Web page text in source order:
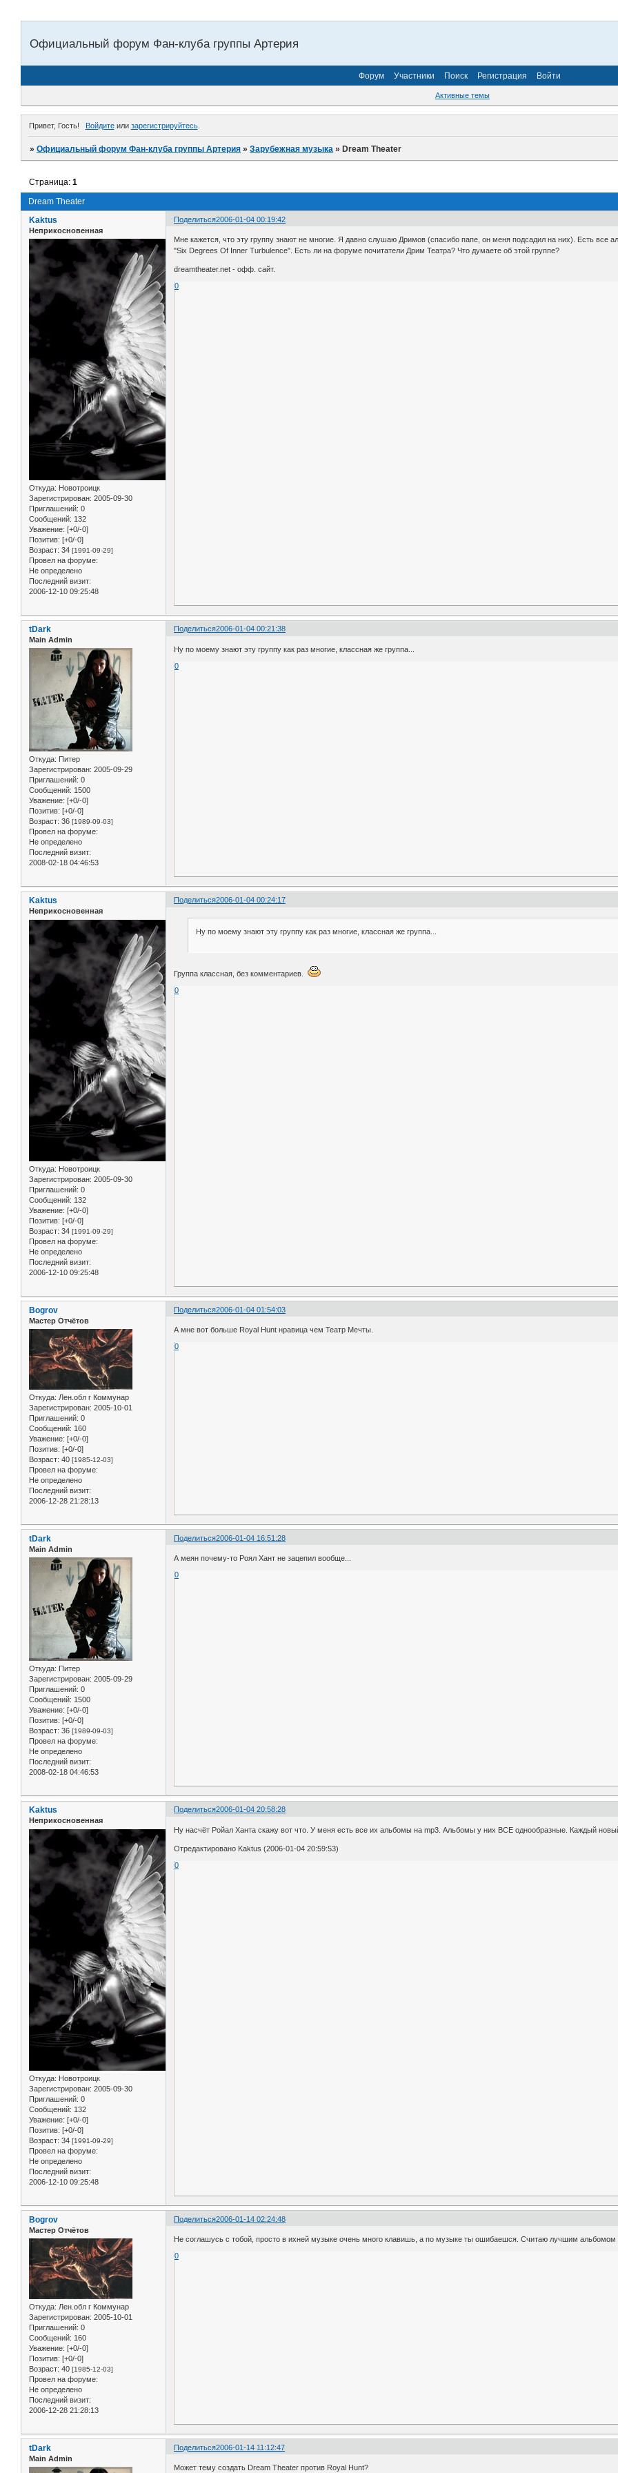
Официальный форум Фан-клуба группы Артерия
Форум Участники Поиск Регистрация Войти
Активные темы
Привет, Гость! Войдитеили зарегистрируйтесь.
»Официальный форум Фан-клуба группы Артерия »Зарубежная музыка »Dream Theater
Dream Theater
Страница:1
Поделиться2006-01-04 00:19:42
Kaktus
Неприкосновенная
Откуда: Новотроицк
Зарегистрирован: 2005-09-30
Приглашений: 0
Сообщений: 132
Уважение: [+0/-0]
Позитив: [+0/-0]
Возраст: 34 [1991-09-29]
Провел на форуме:
Не определено
Последний визит:
2006-12-10 09:25:48
Мне кажется, что эту группу знают не многие. Я давно слушаю Дримов (спасибо папе, он меня подсадил на них). Есть все
"Six Degrees Of Inner Turbulence". Есть ли на форуме почитатели Дрим Театра? Что думаете об этой группе?
dreamtheater.net - офф. сайт.
0
Поделиться2006-01-04 00:21:38
tDark
Main Admin
Откуда: Питер
Зарегистрирован: 2005-09-29
Приглашений: 0
Сообщений: 1500
Уважение: [+0/-0]
Позитив: [+0/-0]
Возраст: 36 [1989-09-03]
Провел на форуме:
Не определено
Последний визит:
2008-02-18 04:46:53
Ну по моему знают эту группу как раз многие, классная же группа...
0
Поделиться2006-01-04 00:24:17
Kaktus
Неприкосновенная
Откуда: Новотроицк
Зарегистрирован: 2005-09-30
Приглашений: 0
Сообщений: 132
Уважение: [+0/-0]
Позитив: [+0/-0]
Возраст: 34 [1991-09-29]
Провел на форуме:
Не определено
Последний визит:
2006-12-10 09:25:48
Ну по моему знают эту группу как раз многие, классная же группа...
Группа классная, без комментариев.
0
Поделиться2006-01-04 01:54:03
Bogrov
Мастер Отчётов
Откуда: Лен.обл г Коммунар
Зарегистрирован: 2005-10-01
Приглашений: 0
Сообщений: 160
Уважение: [+0/-0]
Позитив: [+0/-0]
Возраст: 40 [1985-12-03]
Провел на форуме:
Не определено
Последний визит:
2006-12-28 21:28:13
А мне вот больше Royal Hunt нравица чем Театр Мечты.
0
Поделиться2006-01-04 16:51:28
tDark
Main Admin
Откуда: Питер
Зарегистрирован: 2005-09-29
Приглашений: 0
Сообщений: 1500
Уважение: [+0/-0]
Позитив: [+0/-0]
Возраст: 36 [1989-09-03]
Провел на форуме:
Не определено
Последний визит:
2008-02-18 04:46:53
А меян почему-то Роял Хант не зацепил вообще...
0
Поделиться2006-01-04 20:58:28
Kaktus
Неприкосновенная
Откуда: Новотроицк
Зарегистрирован: 2005-09-30
Приглашений: 0
Сообщений: 132
Уважение: [+0/-0]
Позитив: [+0/-0]
Возраст: 34 [1991-09-29]
Провел на форуме:
Не определено
Последний визит:
2006-12-10 09:25:48
Ну насчёт Ройал Ханта скажу вот что. У меня есть все их альбомы на mp3. Альбомы у них ВСЕ однообразные. Каждый
Отредактировано Kaktus (2006-01-04 20:59:53)
0
Поделиться2006-01-14 02:24:48
Bogrov
Мастер Отчётов
Откуда: Лен.обл г Коммунар
Зарегистрирован: 2005-10-01
Приглашений: 0
Сообщений: 160
Уважение: [+0/-0]
Позитив: [+0/-0]
Возраст: 40 [1985-12-03]
Провел на форуме:
Не определено
Последний визит:
2006-12-28 21:28:13
Не соглашусь с тобой, просто в ихней музыке очень много клавишь, а по музыке ты ошибаешся. Считаю лучшим альбомом
0
Поделиться2006-01-14 11:12:47
tDark
Main Admin
Может тему создать Dream Theater против Royal Hunt?